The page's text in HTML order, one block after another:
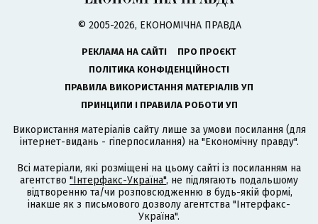
© 2005-2026, ЕКОНОМІЧНА ПРАВДА
РЕКЛАМА НА САЙТІ
ПРО ПРОЄКТ
ПОЛІТИКА КОНФІДЕНЦІЙНОСТІ
ПРАВИЛА ВИКОРИСТАННЯ МАТЕРІАЛІВ УП
ПРИНЦИПИ І ПРАВИЛА РОБОТИ УП
Використання матеріалів сайту лише за умови посилання (для
інтернет-видань - гіперпосилання) на "Економічну правду".
Всі матеріали, які розміщені на цьому сайті із посиланням на
агентство "Інтерфакс-Україна", не підлягають подальшому
відтворенню та/чи розповсюдженню в будь-якій формі,
інакше як з письмового дозволу агентства "Інтерфакс-
Україна".